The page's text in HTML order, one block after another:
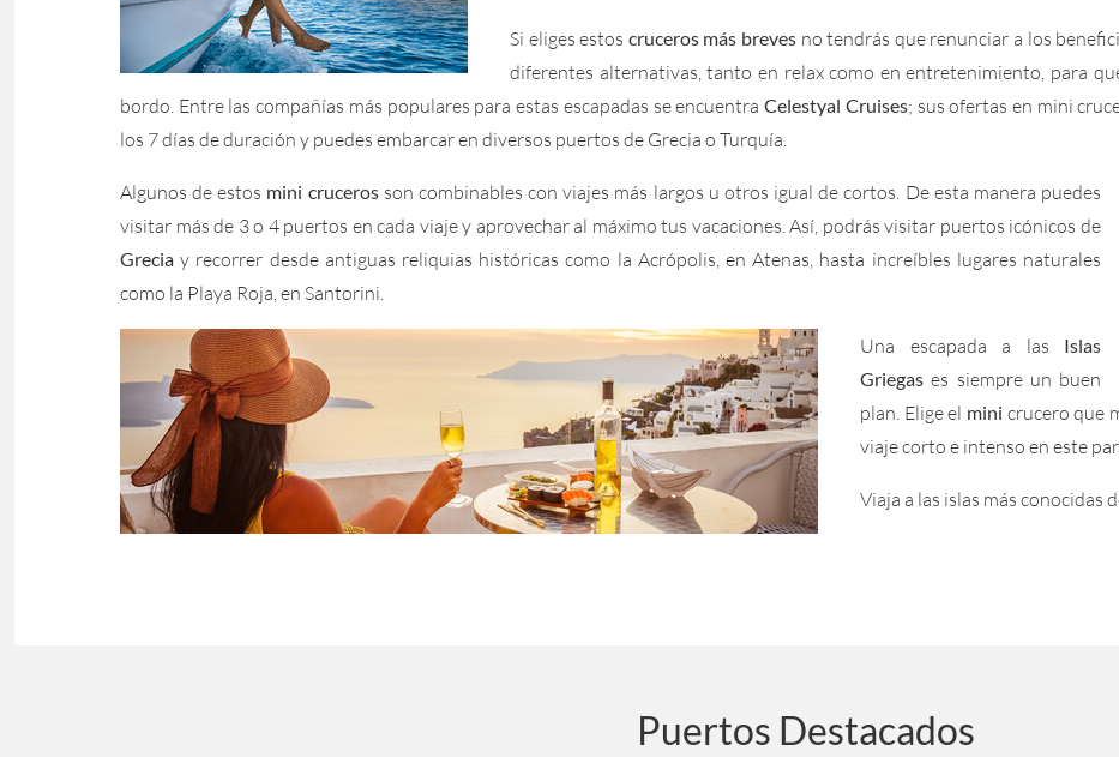
Si eliges estos cruceros más breves no tendrás que renunciar a los
diferentes alternativas, tanto en relax como en entretenimiento, para
bordo. Entre las compañías más populares para estas escapadas se encuentraCelestyal Cruises; sus ofertas en mini
los 7 días de duración y puedes embarcar en diversos puertos de Grecia o Turquía.
Algunos de estos mini crucerosson combinables con viajes más largos u otros igual de cortos. De esta manera puedes
visitar más de 3 o 4 puertos en cada viaje y aprovechar al máximo tus vacaciones. Así, podrás visitar puertos icónicos de
Grecia y recorrer desde antiguas reliquias históricas como la Acrópolis, en Atenas, hasta increíbles lugares naturales
como la Playa Roja, en Santorini.
Una escapada a las Islas
Griegas es siempre un buen
plan. Elige el mini crucero que
viaje corto e intenso en este
Viaja a las islas más conocidas
Puertos Destacados